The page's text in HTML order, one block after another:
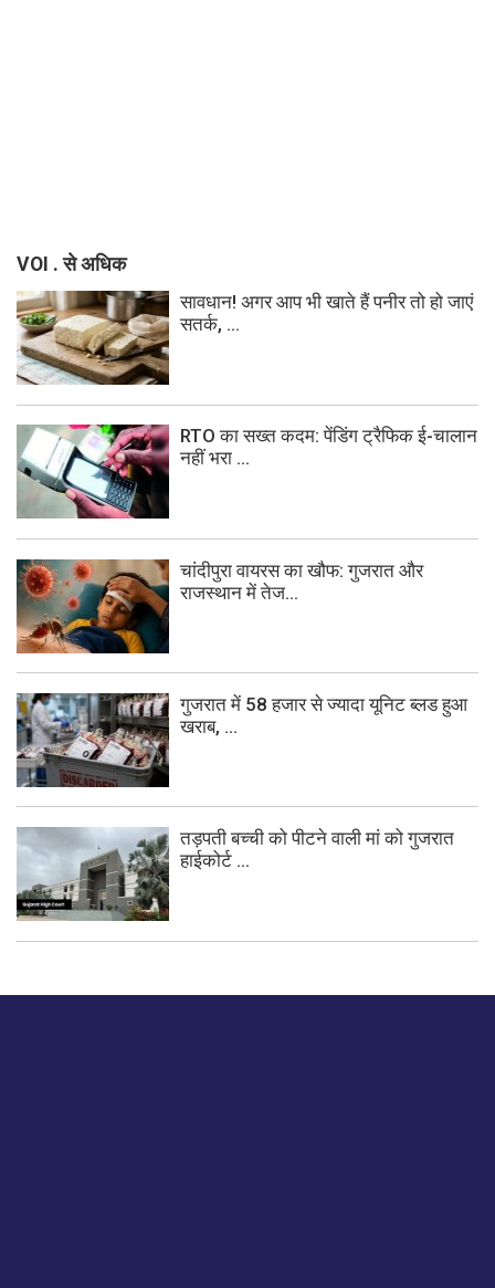
VOI . से अधिक
सावधान! अगर आप भी खाते हैं पनीर तो हो जाएं
सतर्क, ...
RTO का सख्त कदम: पेंडिंग ट्रैफिक ई-चालान
नहीं भरा ...
चांदीपुरा वायरस का खौफ: गुजरात और
राजस्थान में तेज...
गुजरात में 58 हजार से ज्यादा यूनिट ब्लड हुआ
खराब, ...
तड़पती बच्ची को पीटने वाली मां को गुजरात
हाईकोर्ट ...